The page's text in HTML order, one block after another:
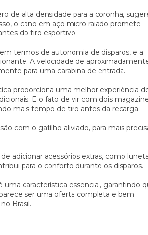
de alta densidade para a coronha,
o cano em aço micro raiado promete
do tiro esportivo.
termos de autonomia de disparos, e a
A velocidade de
para uma carabina de entrada.
proporciona uma melhor experiência
E o fato de vir com dois
mais tempo de tiro antes da recarga.
com o gatílho aliviado, para mais
adicionar acessórios extras, como
para o conforto durante os disparos.
característica essencial, garantindo
ser uma oferta completa e bem
Brasil.